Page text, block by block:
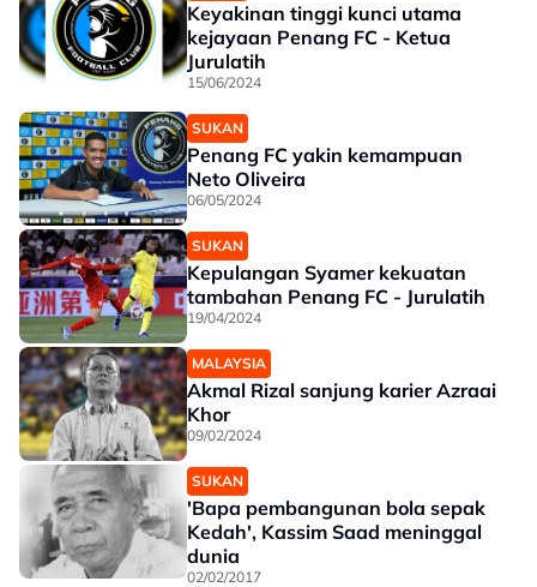
Keyakinan tinggi kunci utama
kejayaan Penang FC - Ketua
Jurulatih
15/06/2024
SUKAN
Penang FC yakin kemampuan
Neto Oliveira
06/05/2024
SUKAN
Kepulangan Syamer kekuatan
tambahan Penang FC - Jurulatih
19/04/2024
MALAYSIA
Akmal Rizal sanjung karier Azraai
Khor
09/02/2024
SUKAN
'Bapa pembangunan bola sepak
Kedah', Kassim Saad meninggal
dunia
02/02/2017